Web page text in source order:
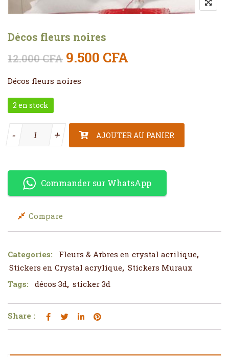
Décos fleurs noires
12.000CFA Le prix initial était :
9.500 CFA
Décos fleurs noires
2 en stock
quantité de Décos fleurs noires
+
- +
- AJOUTER AU PANIER
Commander sur WhatsApp
Compare
Categories: Fleurs & Arbres en crystal acrilique,
Stickers en Crystal acrylique, Stickers Muraux
Tags:
décos 3d, sticker 3d
Share :